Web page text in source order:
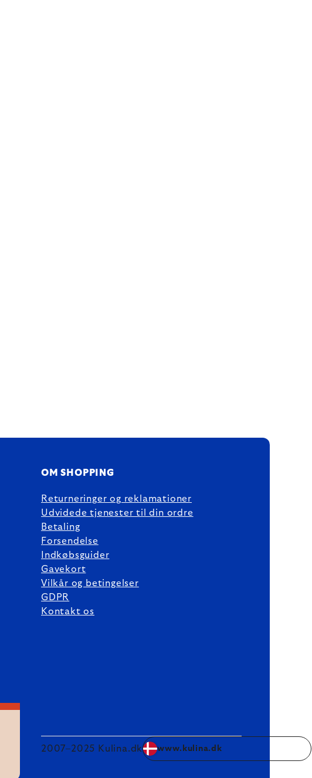
OM SHOPPING
Returneringer og reklamationer
Udvidede tjenester til din ordre
Betaling
Forsendelse
Indkøbsguider
Gavekort
Vilkår og betingelser
GDPR
Kontakt os
2007–2025 Kulina.dk www.kulina.dk